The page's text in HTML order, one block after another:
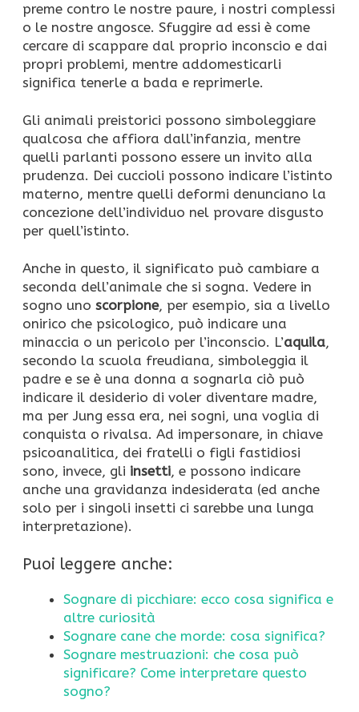
preme contro le nostre paure, i nostri complessi
o le nostre angosce. Sfuggire ad essi è come
cercare di scappare dal proprio inconscio e dai
propri problemi, mentre addomesticarli
significa tenerle a bada e reprimerle.
Gli animali preistorici possono simboleggiare
qualcosa che affiora dall’infanzia, mentre
quelli parlanti possono essere un invito alla
prudenza. Dei cuccioli possono indicare l’istinto
materno, mentre quelli deformi denunciano la
concezione dell’individuo nel provare disgusto
per quell’istinto.
Anche in questo, il significato può cambiare a
seconda dell’animale che si sogna. Vedere in
sogno uno scorpione, per esempio, sia a livello
onirico che psicologico, può indicare una
minaccia o un pericolo per l’inconscio. L’aquila,
secondo la scuola freudiana, simboleggia il
padre e se è una donna a sognarla ciò può
indicare il desiderio di voler diventare madre,
ma per Jung essa era, nei sogni, una voglia di
conquista o rivalsa. Ad impersonare, in chiave
psicoanalitica, dei fratelli o figli fastidiosi
sono, invece, gli insetti, e possono indicare
anche una gravidanza indesiderata (ed anche
solo per i singoli insetti ci sarebbe una lunga
interpretazione).
Puoi leggere anche:
Sognare di picchiare: ecco cosa significa e
altre curiosità
Sognare cane che morde: cosa significa?
Sognare mestruazioni: che cosa può
significare? Come interpretare questo
sogno?